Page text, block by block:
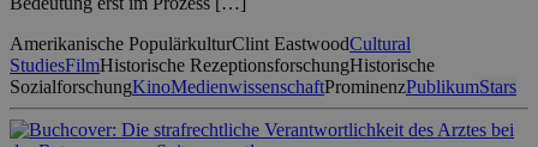
Amerikanische PopulärkulturClint EastwoodCultural
StudiesFilmHistorische RezeptionsforschungHistorische
SozialforschungKinoMedienwissenschaftProminenzPublikumStars